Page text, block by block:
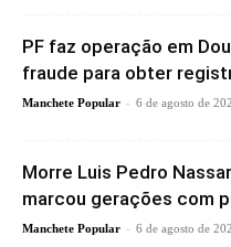
PF faz operação em
fraude para obter
Manchete Popular - 6 de agosto de
Morre Luis Pedro
marcou gerações com
Manchete Popular - 6 de agosto de